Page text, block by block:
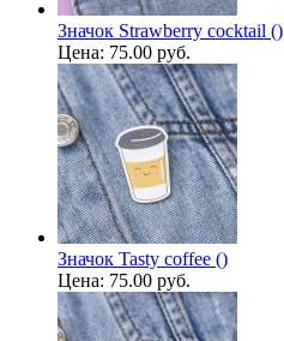
Значок Strawberry cocktail ()
Цена: 75.00 руб.
Значок Tasty coffee ()
Цена: 75.00 руб.